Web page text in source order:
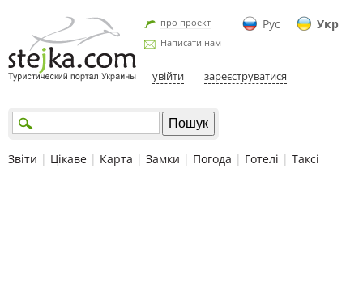
Рус Укр
про проект
Написати нам
увійти зареєструватися
Звіти | Цікаве | Карта | Замки | Погода | Готелі | Таксі